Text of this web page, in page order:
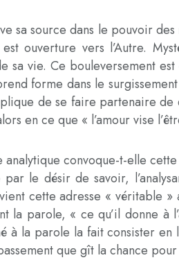
sa source dans le pouvoir
ouverture vers l’Autre.
sa vie. Ce bouleversement est
forme dans le
de se faire partenaire de
en ce que « l’amour vise
analytique convoque-t-elle
par le désir de savoir,
cette adresse « véritable »
la parole, « ce qu’il donne
à la parole la fait consister en
que gît la chance